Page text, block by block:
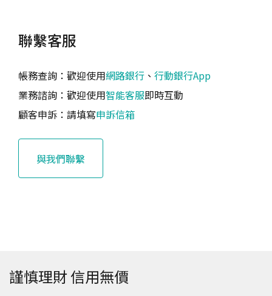
聯繫客服
帳務查詢：歡迎使用網路銀行 、 行動銀行App
業務諮詢：歡迎使用智能客服即時互動
顧客申訴：請填寫申訴信箱
與我們聯繫
謹慎理財 信用無價